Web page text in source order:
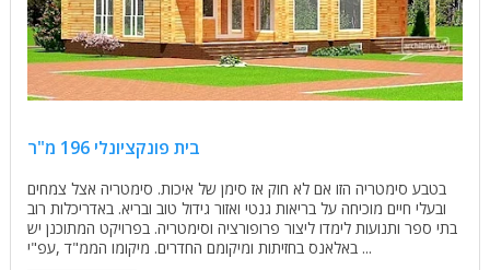
בית פונקציונלי 196 מ"ר
בטבע סימטריה הזו אם לא חוק אז סימן של איכות. סימטריה אצל צמחים
ובעלי חיים מוכיחה על בריאות גנטי ואזור גידול טוב ובריא. באדריכלות רוב
בתי ספר ותנועות לימדו ליצור פרופורציה וסימטריה. בפרויקט המתוכנן יש
באלאנס בחזיתות ומיקומם החדרים. מיקומו הממ"ד ,עפ"י ...